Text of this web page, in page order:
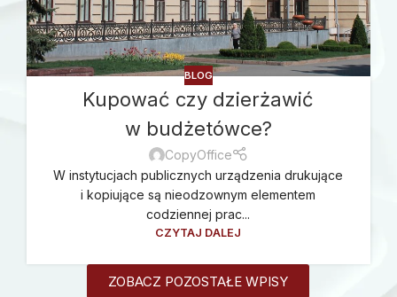
BLOG
Kupować czy dzierżawić
w budżetówce?
CopyOffice
W instytucjach publicznych urządzenia drukujące
i kopiujące są nieodzownym elementem
codziennej prac...
CZYTAJ DALEJ
ZOBACZ POZOSTAŁE WPISY